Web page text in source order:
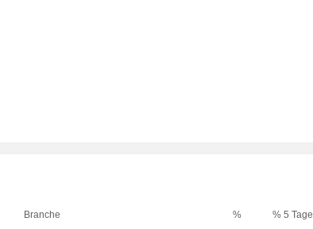
Branche % % 5 Tage